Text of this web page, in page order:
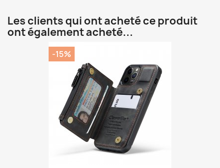
Les clients qui ont acheté ce produit
ont également acheté...
-15%